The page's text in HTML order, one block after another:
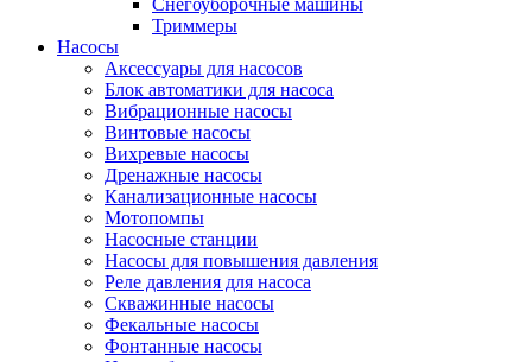
Снегоуборочные машины
Триммеры
Насосы
Аксессуары для насосов
Блок автоматики для насоса
Вибрационные насосы
Винтовые насосы
Вихревые насосы
Дренажные насосы
Канализационные насосы
Мотопомпы
Насосные станции
Насосы для повышения давления
Реле давления для насоса
Скважинные насосы
Фекальные насосы
Фонтанные насосы